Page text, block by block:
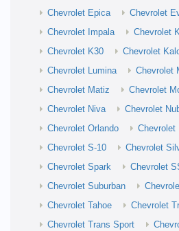
Chevrolet Epica
Chevrolet
Chevrolet Impala
Chevrolet
Chevrolet K30
Chevrolet
Chevrolet Lumina
Chevrolet
Chevrolet Matiz
Chevrolet
Chevrolet Niva
Chevrolet
Chevrolet Orlando
Chevrolet
Chevrolet S-10
Chevrolet
Chevrolet Spark
Chevrolet
Chevrolet Suburban
Chevrolet Tahoe
Chevrolet
Chevrolet Trans Sport